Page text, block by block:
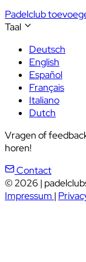
Padelclub
Taal
Deutsch
English
Español
Français
Italiano
Dutch
Vragen of
horen!
Contact
© 2026 |
Impressum |